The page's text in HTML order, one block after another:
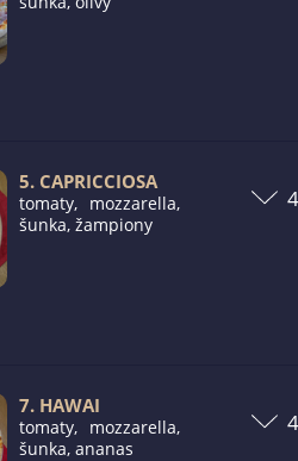
5. CAPRICCIOSA
tomaty, mozzarella,
šunka, žampiony
7. HAWAI
tomaty, mozzarella,
šunka, ananas